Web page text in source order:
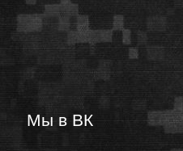
Мы в ВК